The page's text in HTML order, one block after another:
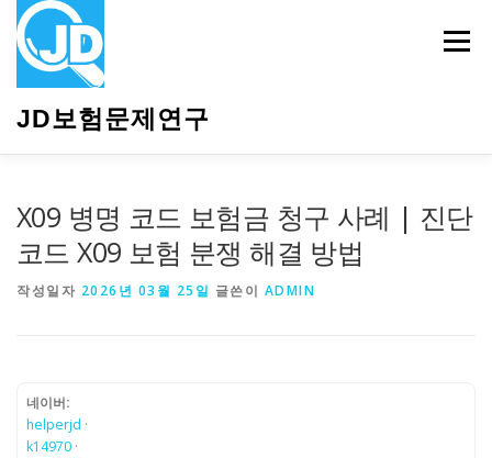
JD보험문제연구
메뉴
X09 병명 코드 보험금 청구 사례 | 진단
코드 X09 보험 분쟁 해결 방법
작성일자 2026년 03월 25일 글쓴이 ADMIN
네이버:
helperjd ·
k14970 ·